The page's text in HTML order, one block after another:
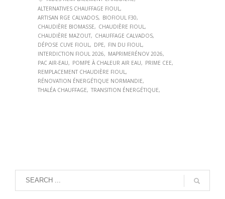
ALTERNATIVES CHAUFFAGE FIOUL
ARTISAN RGE CALVADOS
BIOFIOUL F30
CHAUDIÈRE BIOMASSE
CHAUDIÈRE FIOUL
CHAUDIÈRE MAZOUT
CHAUFFAGE CALVADOS
DÉPOSE CUVE FIOUL
DPE
FIN DU FIOUL
INTERDICTION FIOUL 2026
MAPRIMERÉNOV 2026
PAC AIR-EAU
POMPE À CHALEUR AIR EAU
PRIME CEE
REMPLACEMENT CHAUDIÈRE FIOUL
RÉNOVATION ÉNERGÉTIQUE NORMANDIE
THALÉA CHAUFFAGE
TRANSITION ÉNERGÉTIQUE